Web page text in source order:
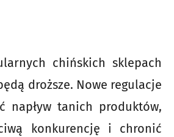
chińskich sklepach
droższe. Nowe regulacje
napływ tanich produktów,
konkurencję i chronić